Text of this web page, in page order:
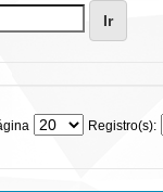
Registro(s):